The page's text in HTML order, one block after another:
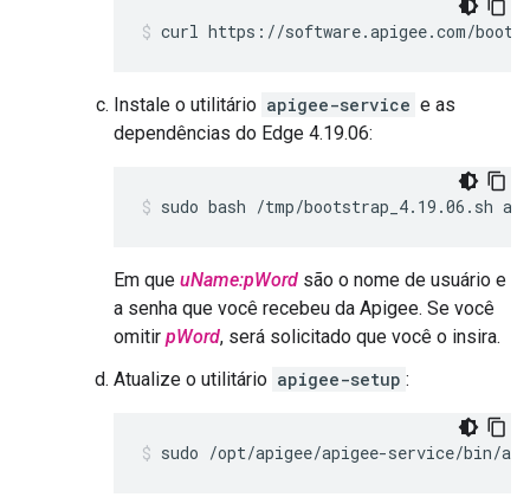
curl https://software.apigee.com/
Instale o utilitário apigee-service e as
dependências do Edge 4.19.06:
sudo bash /tmp/bootstrap_4.19.06.sh
Em que uName:pWord são o nome de usuário e
a senha que você recebeu da Apigee. Se você
omitir pWord, será solicitado que você o insira.
Atualize o utilitário apigee-setup :
sudo /opt/apigee/apigee-service/bin/